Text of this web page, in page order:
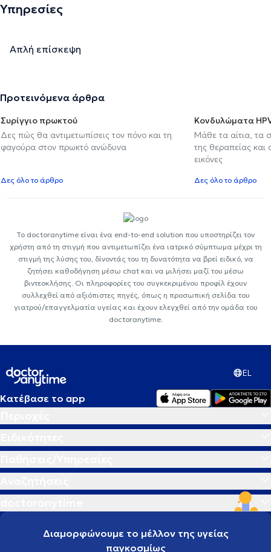
Υπηρεσίες
Απλή επίσκεψη
Προτεινόμενα άρθρα
Συρίγγιο πρωκτού
Δες πώς θα αντιμετωπίσεις τον πόνο και τη
φαγούρα στον πρωκτό ανώδυνα
Δες όλο το άρθρο
Κονδυλώματα
Μάθε τα αίτια, τα
της θεραπείας
εικόνες
Δες όλο το άρθρο
Το doctoranytime είναι ένα end-to-end solution που υποστηρίζει τον
χρήστη από τη στιγμή που αντιμετωπίζει ένα ιατρικό σύμπτωμα μέχρι τη
στιγμή της λύσης του, δίνοντάς του τη δυνατότητα να βρεί ειδικό, να
ζητήσει καθοδήγηση μέσω chat και να μιλήσει μαζί του μέσω
βιντεοκλήσης. Οι πληροφορίες του συγκεκριμένου προφίλ έχουν
συλλεχθεί από αξιόπιστες πηγές, όπως η προσωπική σελίδα του
γιατρού/επαγγελματία υγείας και έχουν ελεγχθεί από την ομάδα του
doctoranytime.
EL
Κατέβασε το app
Διαμορφώνουμε το μέλλον της υγείας
παγκοσμίως